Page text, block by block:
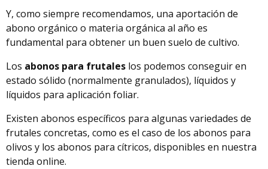
Y, como siempre recomendamos, una aportación de
abono orgánico o materia orgánica al año es
fundamental para obtener un buen suelo de cultivo.
Los abonos para frutales los podemos conseguir en
estado sólido (normalmente granulados), líquidos y
líquidos para aplicación foliar.
Existen abonos específicos para algunas variedades de
frutales concretas, como es el caso de los abonos para
olivos y los abonos para cítricos, disponibles en nuestra
tienda online.